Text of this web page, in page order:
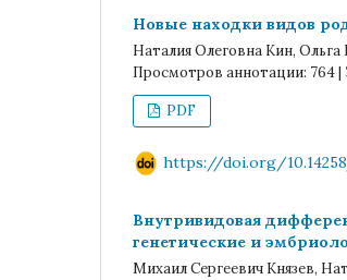
Новые находки видов
Наталия Олеговна Кин,
Просмотров аннотации: 764 |
PDF
https://doi.org/
Внутривидовая
генетические и
Михаил Сергеевич Князев,